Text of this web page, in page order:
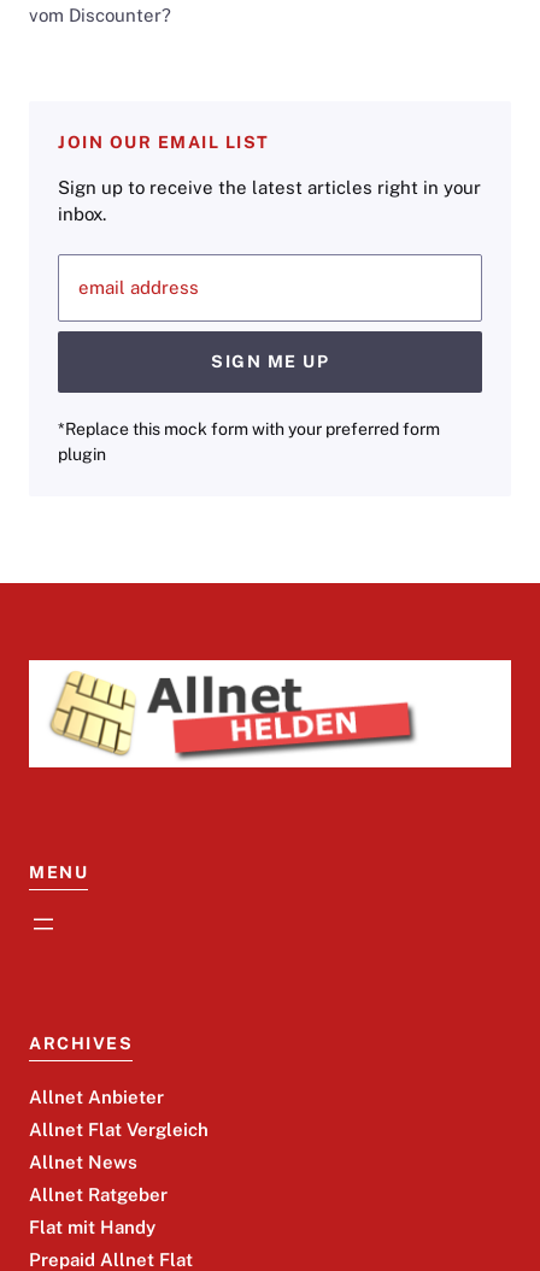
vom Discounter?
JOIN OUR EMAIL LIST
Sign up to receive the latest articles right in your
inbox.
email address
SIGN ME UP
*Replace this mock form with your preferred form
plugin
MENU
ARCHIVES
Allnet Anbieter
Allnet Flat Vergleich
Allnet News
Allnet Ratgeber
Flat mit Handy
Prepaid Allnet Flat